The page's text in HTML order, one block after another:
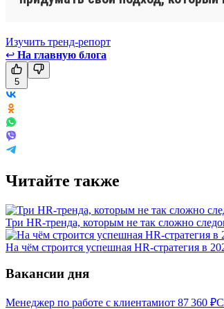
Изучить тренд-репорт
↩ На главную блога
5
Читайте также
Три HR-тренда, которым не так сложно
На чём строится успешная HR-стратегия в
Вакансии дня
Менеджер по работе с клиентамиот 87 360 ₽